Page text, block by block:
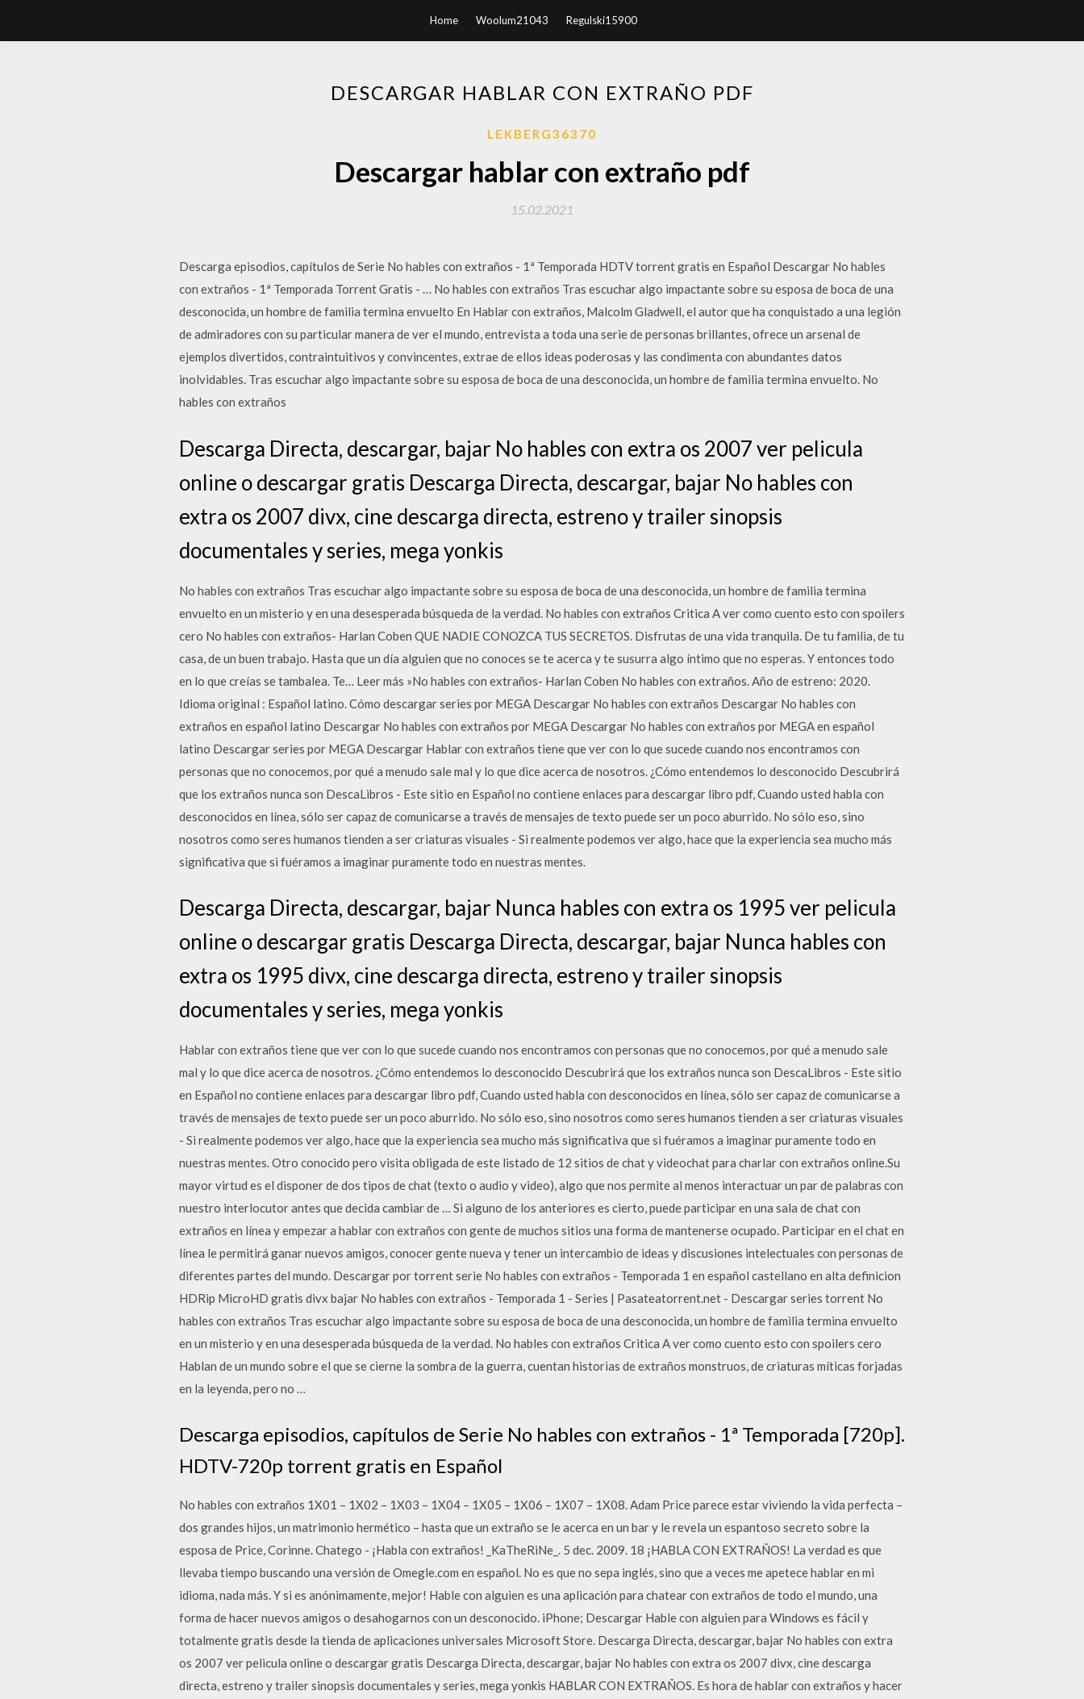
Home Woolum21043 Regulski15900
DESCARGAR HABLAR CON EXTRAÑO PDF
LEKBERG36370
Descargar hablar con extraño pdf
15.02.2021
Descarga episodios, capítulos de Serie No hables con extraños - 1ª Temporada HDTV torrent gratis en Español Descargar No hables
con extraños - 1ª Temporada Torrent Gratis - … No hables con extraños Tras escuchar algo impactante sobre su esposa de boca de una
desconocida, un hombre de familia termina envuelto En Hablar con extraños, Malcolm Gladwell, el autor que ha conquistado a una legión
de admiradores con su particular manera de ver el mundo, entrevista a toda una serie de personas brillantes, ofrece un arsenal de
ejemplos divertidos, contraintuitivos y convincentes, extrae de ellos ideas poderosas y las condimenta con abundantes datos
inolvidables. Tras escuchar algo impactante sobre su esposa de boca de una desconocida, un hombre de familia termina envuelto. No
hables con extraños
Descarga Directa, descargar, bajar No hables con extra os 2007 ver pelicula
online o descargar gratis Descarga Directa, descargar, bajar No hables con
extra os 2007 divx, cine descarga directa, estreno y trailer sinopsis
documentales y series, mega yonkis
No hables con extraños Tras escuchar algo impactante sobre su esposa de boca de una desconocida, un hombre de familia termina
envuelto en un misterio y en una desesperada búsqueda de la verdad. No hables con extraños Critica A ver como cuento esto con spoilers
cero No hables con extraños- Harlan Coben QUE NADIE CONOZCA TUS SECRETOS. Disfrutas de una vida tranquila. De tu familia, de tu
casa, de un buen trabajo. Hasta que un día alguien que no conoces se te acerca y te susurra algo íntimo que no esperas. Y entonces todo
en lo que creías se tambalea. Te… Leer más »No hables con extraños- Harlan Coben No hables con extraños. Año de estreno: 2020.
Idioma original : Español latino. Cómo descargar series por MEGA Descargar No hables con extraños Descargar No hables con
extraños en español latino Descargar No hables con extraños por MEGA Descargar No hables con extraños por MEGA en español
latino Descargar series por MEGA Descargar Hablar con extraños tiene que ver con lo que sucede cuando nos encontramos con
personas que no conocemos, por qué a menudo sale mal y lo que dice acerca de nosotros. ¿Cómo entendemos lo desconocido Descubrirá
que los extraños nunca son DescaLibros - Este sitio en Español no contiene enlaces para descargar libro pdf, Cuando usted habla con
desconocidos en línea, sólo ser capaz de comunicarse a través de mensajes de texto puede ser un poco aburrido. No sólo eso, sino
nosotros como seres humanos tienden a ser criaturas visuales - Si realmente podemos ver algo, hace que la experiencia sea mucho más
significativa que si fuéramos a imaginar puramente todo en nuestras mentes.
Descarga Directa, descargar, bajar Nunca hables con extra os 1995 ver pelicula
online o descargar gratis Descarga Directa, descargar, bajar Nunca hables con
extra os 1995 divx, cine descarga directa, estreno y trailer sinopsis
documentales y series, mega yonkis
Hablar con extraños tiene que ver con lo que sucede cuando nos encontramos con personas que no conocemos, por qué a menudo sale
mal y lo que dice acerca de nosotros. ¿Cómo entendemos lo desconocido Descubrirá que los extraños nunca son DescaLibros - Este sitio
en Español no contiene enlaces para descargar libro pdf, Cuando usted habla con desconocidos en línea, sólo ser capaz de comunicarse a
través de mensajes de texto puede ser un poco aburrido. No sólo eso, sino nosotros como seres humanos tienden a ser criaturas visuales
- Si realmente podemos ver algo, hace que la experiencia sea mucho más significativa que si fuéramos a imaginar puramente todo en
nuestras mentes. Otro conocido pero visita obligada de este listado de 12 sitios de chat y videochat para charlar con extraños online.Su
mayor virtud es el disponer de dos tipos de chat (texto o audio y video), algo que nos permite al menos interactuar un par de palabras con
nuestro interlocutor antes que decida cambiar de … Si alguno de los anteriores es cierto, puede participar en una sala de chat con
extraños en línea y empezar a hablar con extraños con gente de muchos sitios una forma de mantenerse ocupado. Participar en el chat en
línea le permitirá ganar nuevos amigos, conocer gente nueva y tener un intercambio de ideas y discusiones intelectuales con personas de
diferentes partes del mundo. Descargar por torrent serie No hables con extraños - Temporada 1 en español castellano en alta definicion
HDRip MicroHD gratis divx bajar No hables con extraños - Temporada 1 - Series | Pasateatorrent.net - Descargar series torrent No
hables con extraños Tras escuchar algo impactante sobre su esposa de boca de una desconocida, un hombre de familia termina envuelto
en un misterio y en una desesperada búsqueda de la verdad. No hables con extraños Critica A ver como cuento esto con spoilers cero
Hablan de un mundo sobre el que se cierne la sombra de la guerra, cuentan historias de extraños monstruos, de criaturas míticas forjadas
en la leyenda, pero no …
Descarga episodios, capítulos de Serie No hables con extraños - 1ª Temporada [720p].
HDTV-720p torrent gratis en Español
No hables con extraños 1X01 – 1X02 – 1X03 – 1X04 – 1X05 – 1X06 – 1X07 – 1X08. Adam Price parece estar viviendo la vida perfecta –
dos grandes hijos, un matrimonio hermético – hasta que un extraño se le acerca en un bar y le revela un espantoso secreto sobre la
esposa de Price, Corinne. Chatego - ¡Habla con extraños! _KaTheRiNe_. 5 dec. 2009. 18 ¡HABLA CON EXTRAÑOS! La verdad es que
llevaba tiempo buscando una versión de Omegle.com en español. No es que no sepa inglés, sino que a veces me apetece hablar en mi
idioma, nada más. Y si es anónimamente, mejor! Hable con alguien es una aplicación para chatear con extraños de todo el mundo, una
forma de hacer nuevos amigos o desahogarnos con un desconocido. iPhone; Descargar Hable con alguien para Windows es fácil y
totalmente gratis desde la tienda de aplicaciones universales Microsoft Store. Descarga Directa, descargar, bajar No hables con extra
os 2007 ver pelicula online o descargar gratis Descarga Directa, descargar, bajar No hables con extra os 2007 divx, cine descarga
directa, estreno y trailer sinopsis documentales y series, mega yonkis HABLAR CON EXTRAÑOS. Es hora de hablar con extraños y hacer